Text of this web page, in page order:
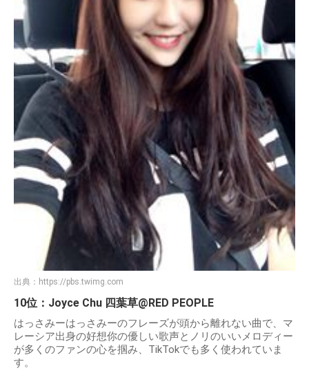
出典： https://pbs.twimg.com
10位：Joyce Chu 四葉草@RED PEOPLE
はっさみーはっさみーのフレーズが頭から離れない曲で、マ
レーシア出身の好想你の優しい歌声とノリのいいメロディー
が多くのファンの心を掴み、TikTokでも多く使われていま
す。